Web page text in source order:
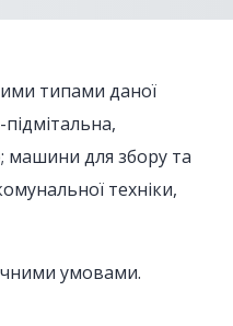
типами даної
машини для збору та
техніки,
умовами.